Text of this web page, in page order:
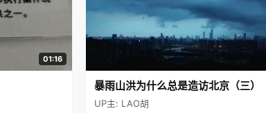
01:16
暴雨山洪为什么总是造访北京（三）
UP主: LAO胡